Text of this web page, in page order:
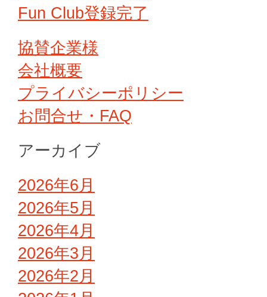
Fun Club登録完了
協賛企業様
会社概要
プライバシーポリシー
お問合せ・FAQ
アーカイブ
2026年6月
2026年5月
2026年4月
2026年3月
2026年2月